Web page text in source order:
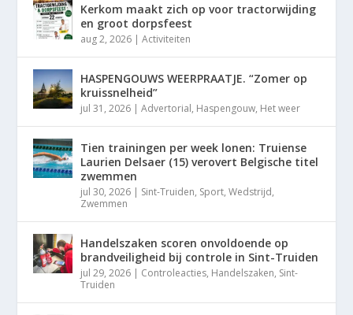
Kerkom maakt zich op voor tractorwijding
en groot dorpsfeest
aug 2, 2026 |Activiteiten
HASPENGOUWS WEERPRAATJE. “Zomer op
kruissnelheid”
jul 31, 2026 |Advertorial, Haspengouw, Het weer
Tien trainingen per week lonen: Truiense
Laurien Delsaer (15) verovert Belgische titel
zwemmen
jul 30, 2026 | Sint-Truiden, Sport,Wedstrijd,
Zwemmen
Handelszaken scoren onvoldoende op
brandveiligheid bij controle in Sint-Truiden
jul 29, 2026 | Controleacties, Handelszaken, Sint-
Truiden